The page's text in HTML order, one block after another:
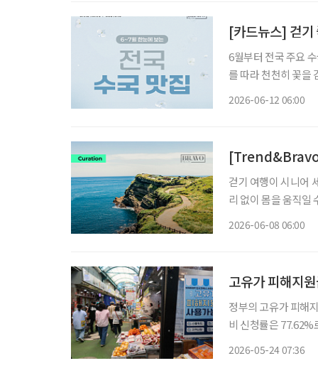
[카드뉴스] 걷기
6월부터 전국 주요
를 따라 천천히 꽃을
2026-06-12 06:00
걷기 여행이 시니어
리 없이 몸을 움직일
2026-06-08 06:00
고유가 피해지
정부의 고유가 피해
비 신청률은 77.62%로 집계됐다. 24일 행정안전부에 따
2026-05-24 07:36